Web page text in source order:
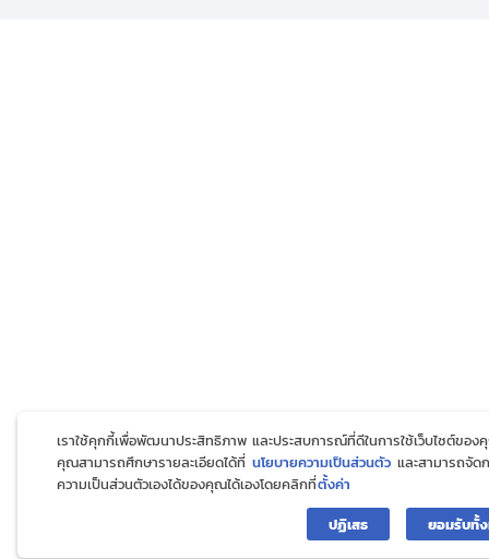
เราใช้คุกกี้เพื่อพัฒนาประสิทธิภาพ และประสบการณ์ที่ดีในการใช้เว็บไซต์ของ
คุณสามารถศึกษารายละเอียดได้ที่ นโยบายความเป็นส่วนตัว และสามารถจัด
ความเป็นส่วนตัวเองได้ของคุณได้เองโดยคลิกที่ตั้งค่า
ปฏิเสธ ยอมรับทั้